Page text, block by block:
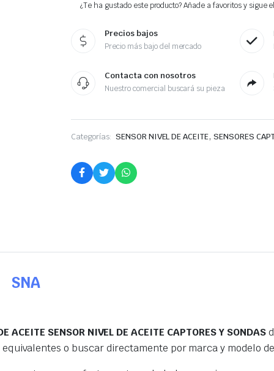
¿Te ha gustado este producto? Añade a favoritos y sigue
Precios bajos
Precio más bajo del mercado
Contacta con nosotros
Nuestro comercial buscará su pieza
Categorías: SENSOR NIVEL DE ACEITE, SENSORES
SNA
ACEITE SENSOR NIVEL DE ACEITE CAPTORES Y SONDAS
o buscar directamente por marca y modelo